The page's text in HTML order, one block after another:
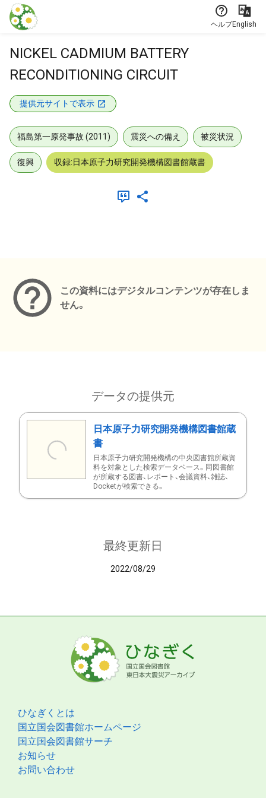
本文に飛ぶ
ヘルプEnglish
NICKEL CADMIUM BATTERY
RECONDITIONING CIRCUIT
提供元サイトで表示
福島第一原発事故 (2011) 震災への備え 被災状況
復興 収録:日本原子力研究開発機構図書館蔵書
この資料にはデジタルコンテンツが存在しま
せん。
データの提供元
日本原子力研究開発機構図書館蔵
書
日本原子力研究開発機構の中央図書館所蔵資
料を対象とした検索データベース。同図書館
が所蔵する図書、レポート、会議資料、雑誌、
Docketが検索できる。
最終更新日
2022/08/29
ひなぎくとは
国立国会図書館ホームページ
国立国会図書館サーチ
お知らせ
お問い合わせ